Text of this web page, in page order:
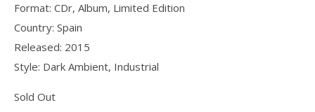
Format: CDr, Album, Limited Edition
Country: Spain
Released: 2015
Style: Dark Ambient, Industrial
Sold Out